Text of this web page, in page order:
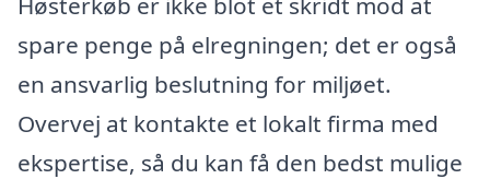
spare penge på elregningen; det er også
en ansvarlig beslutning for miljøet.
Overvej at kontakte et lokalt firma med
ekspertise, så du kan få den bedst mulige